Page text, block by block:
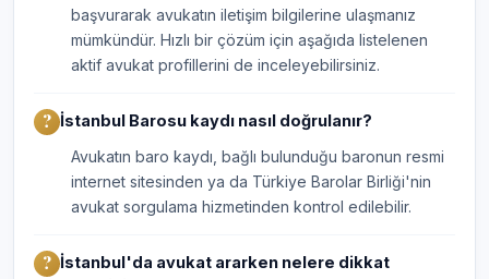
başvurarak avukatın iletişim bilgilerine ulaşmanız
mümkündür. Hızlı bir çözüm için aşağıda listelenen
aktif avukat profillerini de inceleyebilirsiniz.
İstanbul Barosu kaydı nasıl doğrulanır?
Avukatın baro kaydı, bağlı bulunduğu baronun resmi
internet sitesinden ya da Türkiye Barolar Birliği'nin
avukat sorgulama hizmetinden kontrol edilebilir.
İstanbul'da avukat ararken nelere dikkat